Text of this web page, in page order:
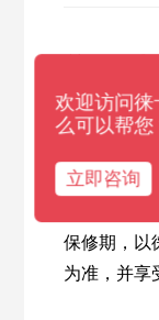
明
除下表所列
保修期，以
为准，并享
欢迎访问
么可以帮您
立即咨询